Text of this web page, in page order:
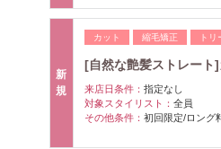
新
規
カット 縮毛矯正 トリ
[自然な艶髪ストレー
来店日条件： 指定なし
対象スタイリスト： 全員
その他条件： 初回限定/ロング